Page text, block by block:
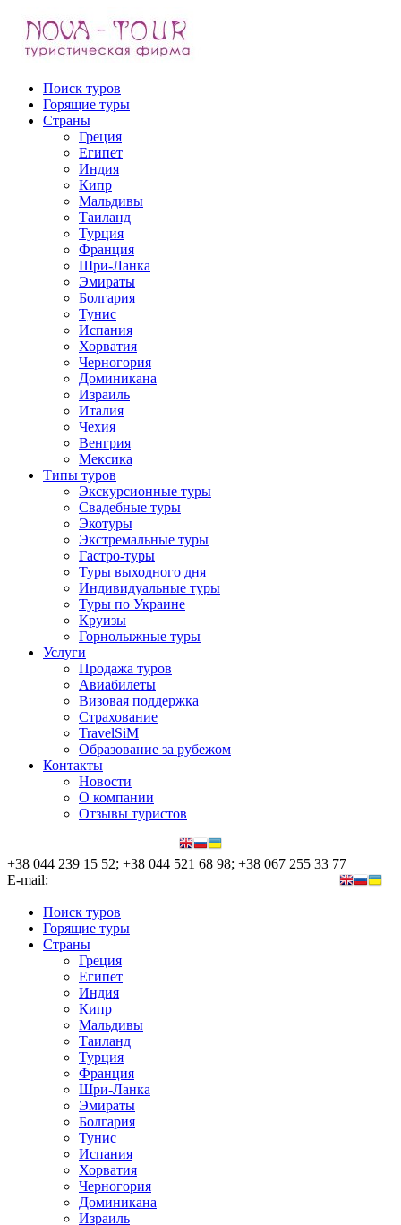
Поиск туров
Горящие туры
Страны
Греция
Египет
Индия
Кипр
Мальдивы
Таиланд
Турция
Франция
Шри-Ланка
Эмираты
Болгария
Тунис
Испания
Хорватия
Черногория
Доминикана
Израиль
Италия
Чехия
Венгрия
Мексика
Типы туров
Экскурсионные туры
Свадебные туры
Экотуры
Экстремальные туры
Гастро-туры
Туры выходного дня
Индивидуальные туры
Туры по Украине
Круизы
Горнолыжные туры
Услуги
Продажа туров
Авиабилеты
Визовая поддержка
Страхование
TravelSiM
Образование за рубежом
Контакты
Новости
О компании
Отзывы туристов
+38 044 239 15 52; +38 044 521 68 98; +38 067 255 33 77
E-mail:
Поиск туров
Горящие туры
Страны
Греция
Египет
Индия
Кипр
Мальдивы
Таиланд
Турция
Франция
Шри-Ланка
Эмираты
Болгария
Тунис
Испания
Хорватия
Черногория
Доминикана
Израиль
Отправить